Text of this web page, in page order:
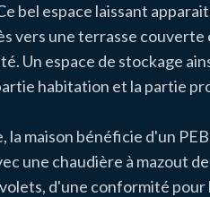
bel espace laissant
vers une terrasse
Un espace de stockage
habitation et la partie
la maison bénéficie d'un
une chaudière à mazout
d'une conformité